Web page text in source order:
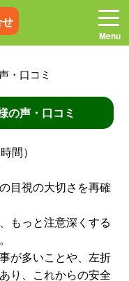
お電話はこちら
空き状況
・口コミ
の声・口コミ
間）
目視の大切さを再確
もっと注意深くする
が多いことや、左折
り、これからの安全